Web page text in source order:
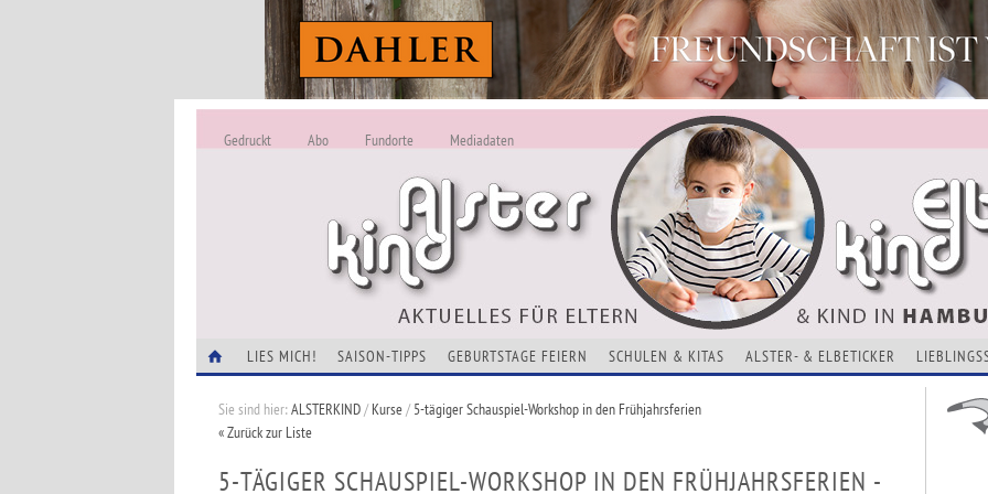
ALSTERKIND - AKTUELLES FÜR ELTERN UND KINDER
VERANSTALTUNGEN, KURSE, ADRESSEN UND THEMEN
Alles Neu - Infos zur Website
Gedruckt Abo Fundorte Mediadaten
LIES MICH! SAISON-TIPPS GEBURTSTAGE FEIERN SCHULEN & KITAS ALSTER- & ELBETICKER
Sie sind hier:ALSTERKIND/Kurse/5-tägiger Schauspiel-Workshop in den Frühjahrsferien
« Zurück zur Liste
5-TÄGIGER SCHAUSPIEL-WORKSHOP IN DEN FRÜHJAHRSFERIEN -